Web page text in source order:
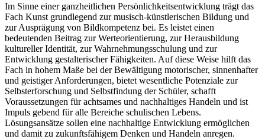
Im Sinne einer ganzheitlichen Persönlichkeitsentwicklung trägt das
Fach Kunst grundlegend zur musisch-künstlerischen Bildung und
zur Ausprägung von Bildkompetenz bei. Es leistet einen
bedeutenden Beitrag zur Werteorientierung, zur Herausbildung
kultureller Identität, zur Wahrnehmungsschulung und zur
Entwicklung gestalterischer Fähigkeiten. Auf diese Weise hilft das
Fach in hohem Maße bei der Bewältigung motorischer, sinnenhafter
und geistiger Anforderungen, bietet wesentliche Potenziale zur
Selbsterforschung und Selbstfindung der Schüler, schafft
Voraussetzungen für achtsames und nachhaltiges Handeln und ist
Impuls gebend für alle Bereiche schulischen Lebens.
Lösungsansätze sollen eine nachhaltige Entwicklung ermöglichen
und damit zu zukunftsfähigem Denken und Handeln anregen.